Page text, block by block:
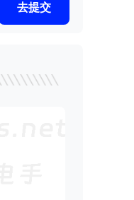
去提交